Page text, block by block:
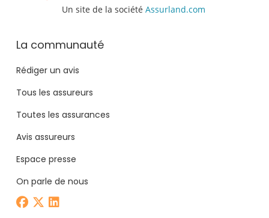
Un site de la société Assurland.com
La communauté
Rédiger un avis
Tous les assureurs
Toutes les assurances
Avis assureurs
Espace presse
On parle de nous